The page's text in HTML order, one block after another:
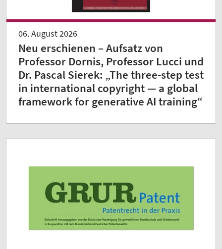
06. August 2026
Neu erschienen – Aufsatz von
Professor Dornis, Professor Lucci und
Dr. Pascal Sierek: „The three-step test
in international copyright — a global
framework for generative AI training“